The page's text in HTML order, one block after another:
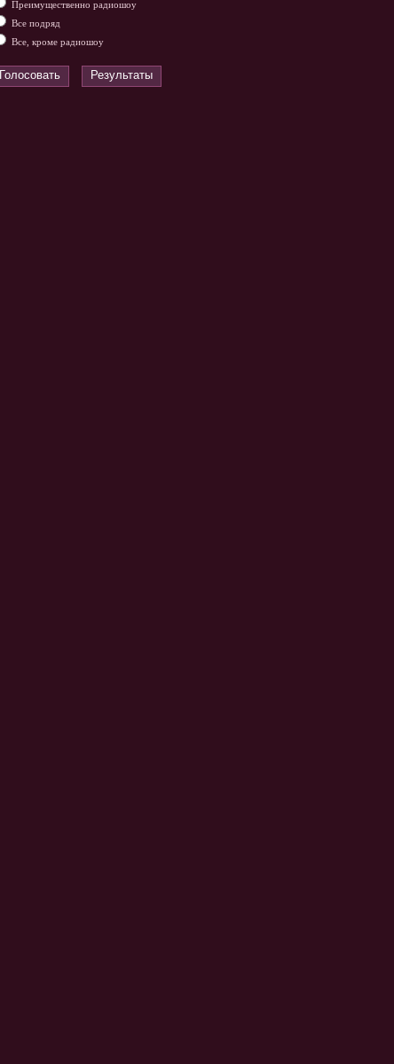
Преимущественно радиошоу
Все подряд
Все, кроме радиошоу
Голосовать Результаты